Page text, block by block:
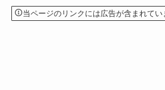
当ページのリンクには広告が含まれてい